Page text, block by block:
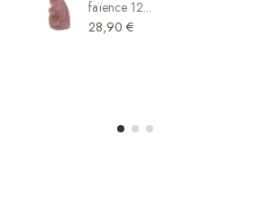
faïence 12...
28,90 €